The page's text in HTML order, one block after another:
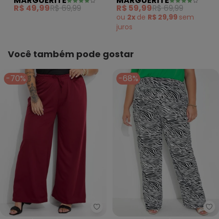
R$ 49,99R$ 69,99
Elástico no Cós Plus
Size
R$ 59,99R$ 69,99
ou 2x de R$ 29,99 sem
juros
Você também pode gostar
-70%
Marguerite - Calça (Bordô)
-68%